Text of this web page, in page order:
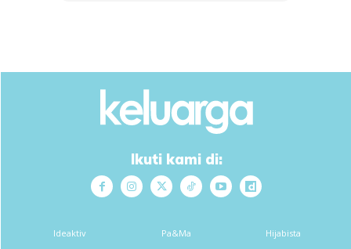
Ads
Ikuti kami di:
Ideaktiv Pa&Ma Hijabista